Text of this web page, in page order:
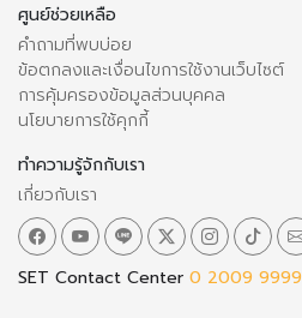
ศูนย์ช่วยเหลือ
คำถามที่พบบ่อย
ข้อตกลงและเงื่อนไขการใช้งานเว็บไซต์
การคุ้มครองข้อมูลส่วนบุคคล
นโยบายการใช้คุกกี้
ทำความรู้จักกับเรา
เกี่ยวกับเรา
SET Contact Center 0 2009 9999